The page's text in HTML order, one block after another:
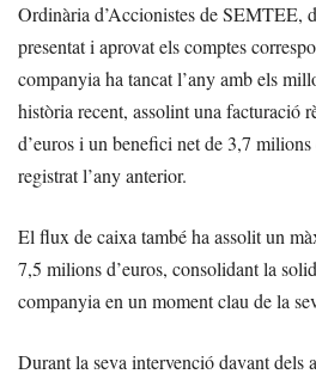
Ordinària d’Accionistes de SEMTEE,
presentat i aprovat els comptes
companyia ha tancat l’any amb els
història recent, assolint una facturació
d’euros i un benefici net de 3,7
registrat l’any anterior.
El flux de caixa també ha assolit un
7,5 milions d’euros, consolidant la
companyia en un moment clau de la
Durant la seva intervenció davant dels